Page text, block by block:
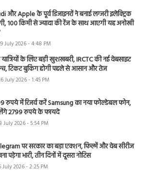
और Apple के पूर्व डिजाइनरों ने बनाई लग्जरी इलेक्ट्रिक
100 किमी से ज्यादा की रेंज के साथ आएगी यह अनोखी
July 2026 - 4:48 PM
के लिए बड़ी खुशखबरी, IRCTC की नई वेबसाइट
टिकट बुकिंग होगी पहले से आसान और तेज
July 2026 - 1:45 PM
रुपये में रिजर्व करें Samsung का नया फोल्डेबल फोन,
2799 रुपये के फायदे
July 2026 - 5:54 PM
पर सरकार का बड़ा एक्शन, फिल्में और वेब सीरीज
पड़ेगा भारी, तीन दिनों में दूसरा नोटिस
July 2026 - 2:25 PM